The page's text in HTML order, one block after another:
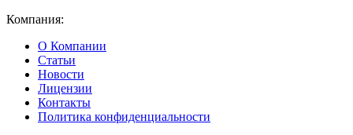
Компания:
О Компании
Статьи
Новости
Лицензии
Контакты
Политика конфиденциальности